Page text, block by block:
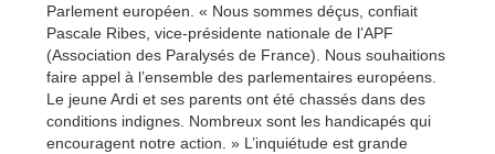
Parlement européen. « Nous sommes déçus, confiait
Pascale Ribes, vice-présidente nationale de l’APF
(Association des Paralysés de France). Nous souhaitions
faire appel à l’ensemble des parlementaires européens.
Le jeune Ardi et ses parents ont été chassés dans des
conditions indignes. Nombreux sont les handicapés qui
encouragent notre action. » L’inquiétude est grande